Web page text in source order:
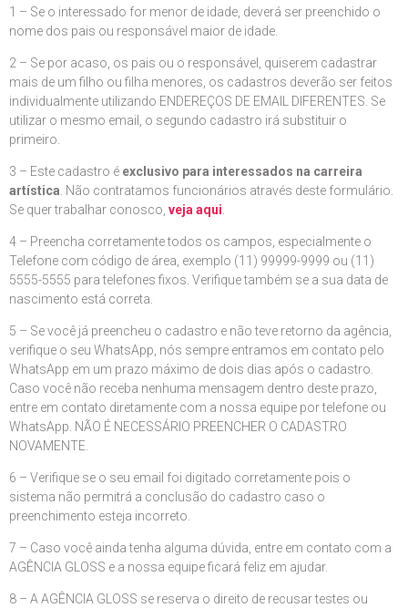
1 – Se o interessado for menor de idade, deverá ser preenchido o
nome dos pais ou responsável maior de idade.
2 – Se por acaso, os pais ou o responsável, quiserem cadastrar
mais de um filho ou filha menores, os cadastros deverão ser feitos
individualmente utilizando ENDEREÇOS DE EMAIL DIFERENTES. Se
utilizar o mesmo email, o segundo cadastro irá substituir o
primeiro.
3 – Este cadastro é exclusivo para interessados na carreira
artística. Não contratamos funcionários através deste formulário.
Se quer trabalhar conosco, veja aqui.
4 – Preencha corretamente todos os campos, especialmente o
Telefone com código de área, exemplo (11) 99999-9999 ou (11)
5555-5555 para telefones fixos. Verifique também se a sua data de
nascimento está correta.
5 – Se você já preencheu o cadastro e não teve retorno da agência,
verifique o seu WhatsApp, nós sempre entramos em contato pelo
WhatsApp em um prazo máximo de dois dias após o cadastro.
Caso você não receba nenhuma mensagem dentro deste prazo,
entre em contato diretamente com a nossa equipe por telefone ou
WhatsApp. NÃO É NECESSÁRIO PREENCHER O CADASTRO
NOVAMENTE.
6 – Verifique se o seu email foi digitado corretamente pois o
sistema não permitrá a conclusão do cadastro caso o
preenchimento esteja incorreto.
7 – Caso você ainda tenha alguma dúvida, entre em contato com a
AGÊNCIA GLOSS e a nossa equipe ficará feliz em ajudar.
8 – A AGÊNCIA GLOSS se reserva o direito de recusar testes ou